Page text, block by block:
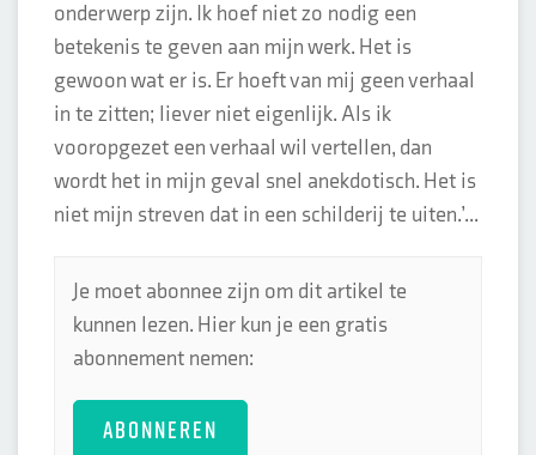
onderwerp zijn. Ik hoef niet zo nodig een
betekenis te geven aan mijn werk. Het is
gewoon wat er is. Er hoeft van mij geen verhaal
in te zitten; liever niet eigenlijk. Als ik
vooropgezet een verhaal wil vertellen, dan
wordt het in mijn geval snel anekdotisch. Het is
niet mijn streven dat in een schilderij te uiten.’...
Je moet abonnee zijn om dit artikel te
kunnen lezen. Hier kun je een gratis
abonnement nemen:
ABONNEREN